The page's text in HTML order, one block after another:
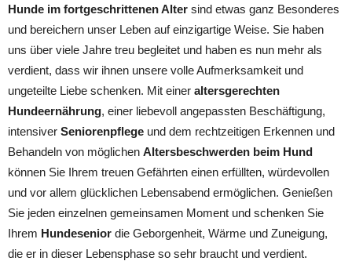
Hunde im fortgeschrittenen Alter sind etwas ganz Besonderes
und bereichern unser Leben auf einzigartige Weise. Sie haben
uns über viele Jahre treu begleitet und haben es nun mehr als
verdient, dass wir ihnen unsere volle Aufmerksamkeit und
ungeteilte Liebe schenken. Mit einer altersgerechten
Hundeernährung, einer liebevoll angepassten Beschäftigung,
intensiver Seniorenpflege und dem rechtzeitigen Erkennen und
Behandeln von möglichen Altersbeschwerden beim Hund
können Sie Ihrem treuen Gefährten einen erfüllten, würdevollen
und vor allem glücklichen Lebensabend ermöglichen. Genießen
Sie jeden einzelnen gemeinsamen Moment und schenken Sie
Ihrem Hundesenior die Geborgenheit, Wärme und Zuneigung,
die er in dieser Lebensphase so sehr braucht und verdient.